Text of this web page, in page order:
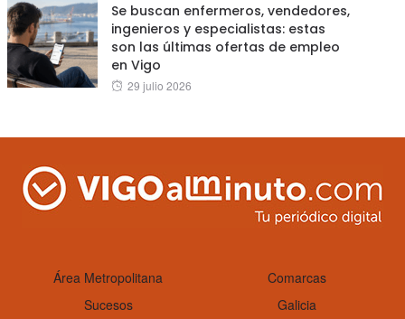
Se buscan enfermeros, vendedores,
ingenieros y especialistas: estas
son las últimas ofertas de empleo
en Vigo
Posted
29 julio 2026
Área Metropolitana
Comarcas
Sucesos
Galicia